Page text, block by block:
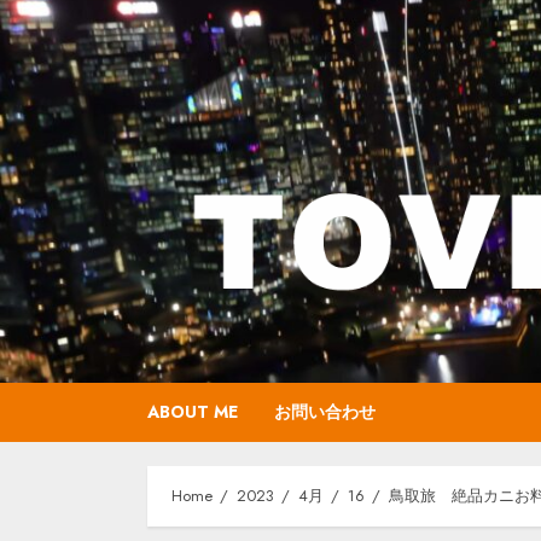
Skip
to
content
ABOUT ME お問い合わせ
Home 2023 4月 16 鳥取旅 絶品カニお